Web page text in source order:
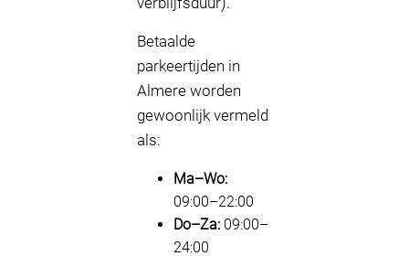
Betaalde
parkeertijden in
Almere worden
gewoonlijk vermeld
als:
Ma–Wo:
09:00–22:00
Do–Za: 09:00–
24:00